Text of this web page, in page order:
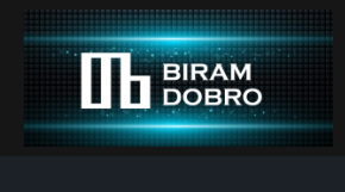
Skip
content